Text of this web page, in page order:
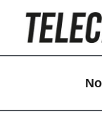
contenuto